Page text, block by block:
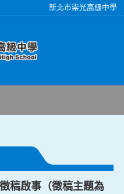
新北市崇光高級中學
稿啟事（徵稿主題為